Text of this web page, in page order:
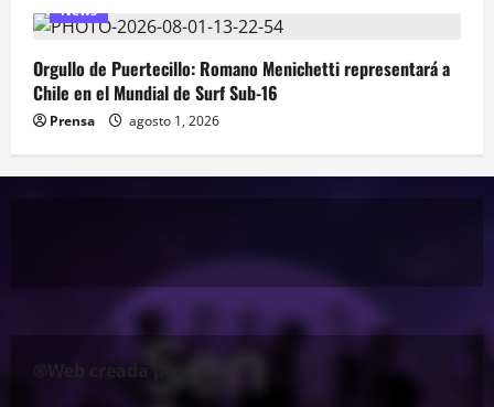
News
Orgullo de Puertecillo: Romano Menichetti representará a
Chile en el Mundial de Surf Sub-16
Prensa agosto 1, 2026
®Web creada por: